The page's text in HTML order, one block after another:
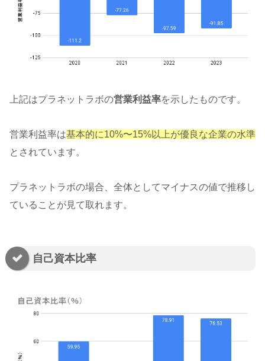
上記はプラネットラボの営業利益率を示したものです。
営業利益率は基本的に10%〜15%以上が優良な企業の水準
とされています。
プラネットラボの場合、全体としてマイナスの値で推移し
ていることが見て取れます。
自己資本比率